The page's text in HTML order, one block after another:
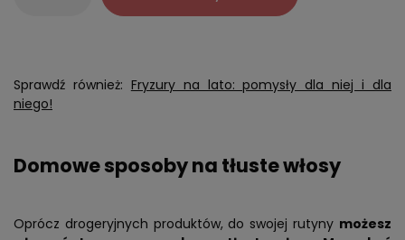
Sprawdź również: Fryzury na lato: pomysły dla niej i dla
niego!
Domowe sposoby na tłuste włosy
Oprócz drogeryjnych produktów, do swojej rutyny możesz